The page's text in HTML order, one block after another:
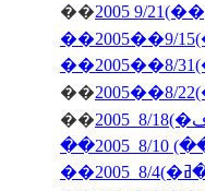
��
��
��